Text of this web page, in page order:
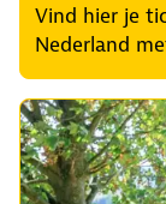
Vind hier je
Nederland